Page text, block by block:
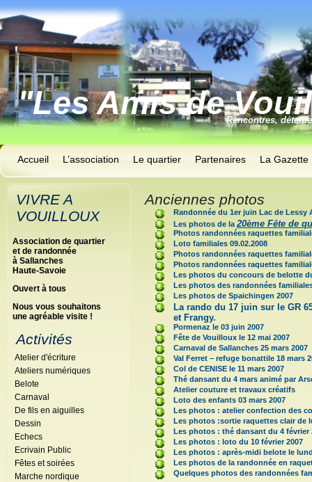
"Les Amis deRencontres,
Accueil L’association Le quartier Partenaires La Gazette
VIVRE A
VOUILLOUX
Association de quartier
et de randonnée
à Sallanches
Haute-Savoie
Ouvert à tous
Nous vous souhaitons
une agréable visite !
Activités
Atelier d'écriture
Ateliers numériques
Belote
Carnaval
De fils en aiguilles
Dessin
Echecs
Ecrivain Public
Fêtes et soirées
Marche nordique
Anciennes photos
Randonnée du 1er juin Lac de Lessy
Les photos de la 20ème Fête de
Photos randonnées raquettes
Loto familiales 09.02.2008
Photos randonnées raquettes
Photos randonnées raquettes
Les photos du concours de belotte
Les photos des randonnées
Les photos de Spaichingen 2007
La rando du 17 juin sur le GR
et Frangy.
Pormenaz le 03 juin 2007
Fête de Vouilloux le 12 mai 2007
Carnaval de Sallanches 25 mars 2007
Val Ferret – refuge bonattile 18 mars
Col de CENISE le 11 mars 2007
Thé dansant du 4 mars animé par
Atelier couture et travaux créatifs
Loto des enfants 03 mars 2007
Les photos : atelier confection des
Les photos :sortie raquettes clair de
Les photos : thé dansant du 4 février
Les photos : loto du 10 février 2007
Les photos : après-midi belote le
Les photos de la randonnée en
Quelques photos des randonnées